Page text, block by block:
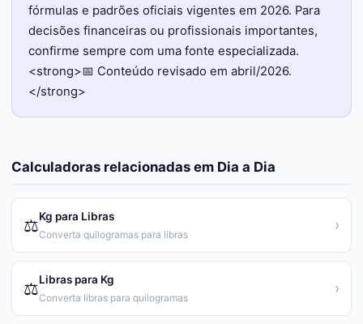
fórmulas e padrões oficiais vigentes em 2026. Para
decisões financeiras ou profissionais importantes,
confirme sempre com uma fonte especializada.
<strong>📅 Conteúdo revisado em abril/2026.
</strong>
Calculadoras relacionadas em Dia a Dia
⚖️Kg para Libras
Converta quilogramas para libras
›
⚖️Libras para Kg
Converta libras para quilogramas
›